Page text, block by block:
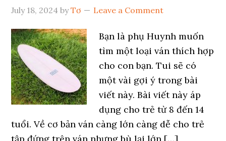
July 18, 2024 byTơ Leave a Comment
Bạn là phụ Huynh muốn
tìm một loại ván thích hợp
cho con bạn. Tui sẽ có
một vài gợi ý trong bài
viết này. Bài viết này áp
dụng cho trẻ từ 8 đến 14
tuổi. Về cơ bản ván càng lớn càng dễ cho trẻ